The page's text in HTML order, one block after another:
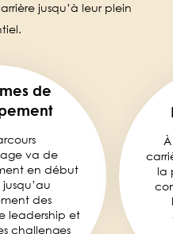
jusqu’à leur plein
de
va de
en début
des
leadership et
challenges
la